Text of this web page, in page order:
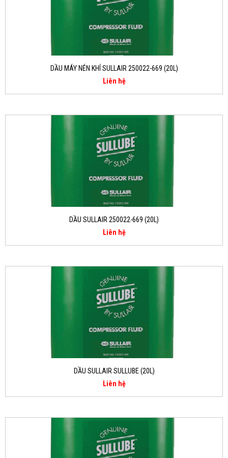
DẦU MÁY NÉN KHÍ SULLAIR 250022-669 (20L)
Liên hệ
DẦU SULLAIR 250022-669 (20L)
Liên hệ
DẦU SULLAIR SULLUBE (20L)
Liên hệ